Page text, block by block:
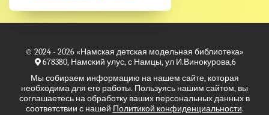
© 2024 - 2026 «Намская детская модельная библиотека»
678380, Намский улус, с Намцы, ул И.Винокурова,6
Мы собираем информацию на нашем сайте, которая
необходима для его работы. Пользуясь нашим сайтом, вы
соглашаетесь на обработку ваших персональных данных в
соответствии с нашей Политикой конфиденциальности.